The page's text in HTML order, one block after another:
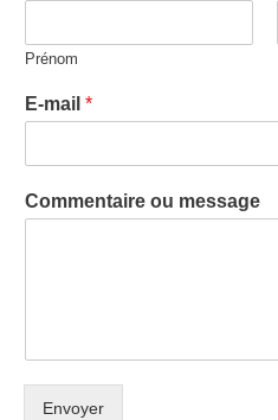
Prénom
E-mail *
Commentaire ou message
Envoyer